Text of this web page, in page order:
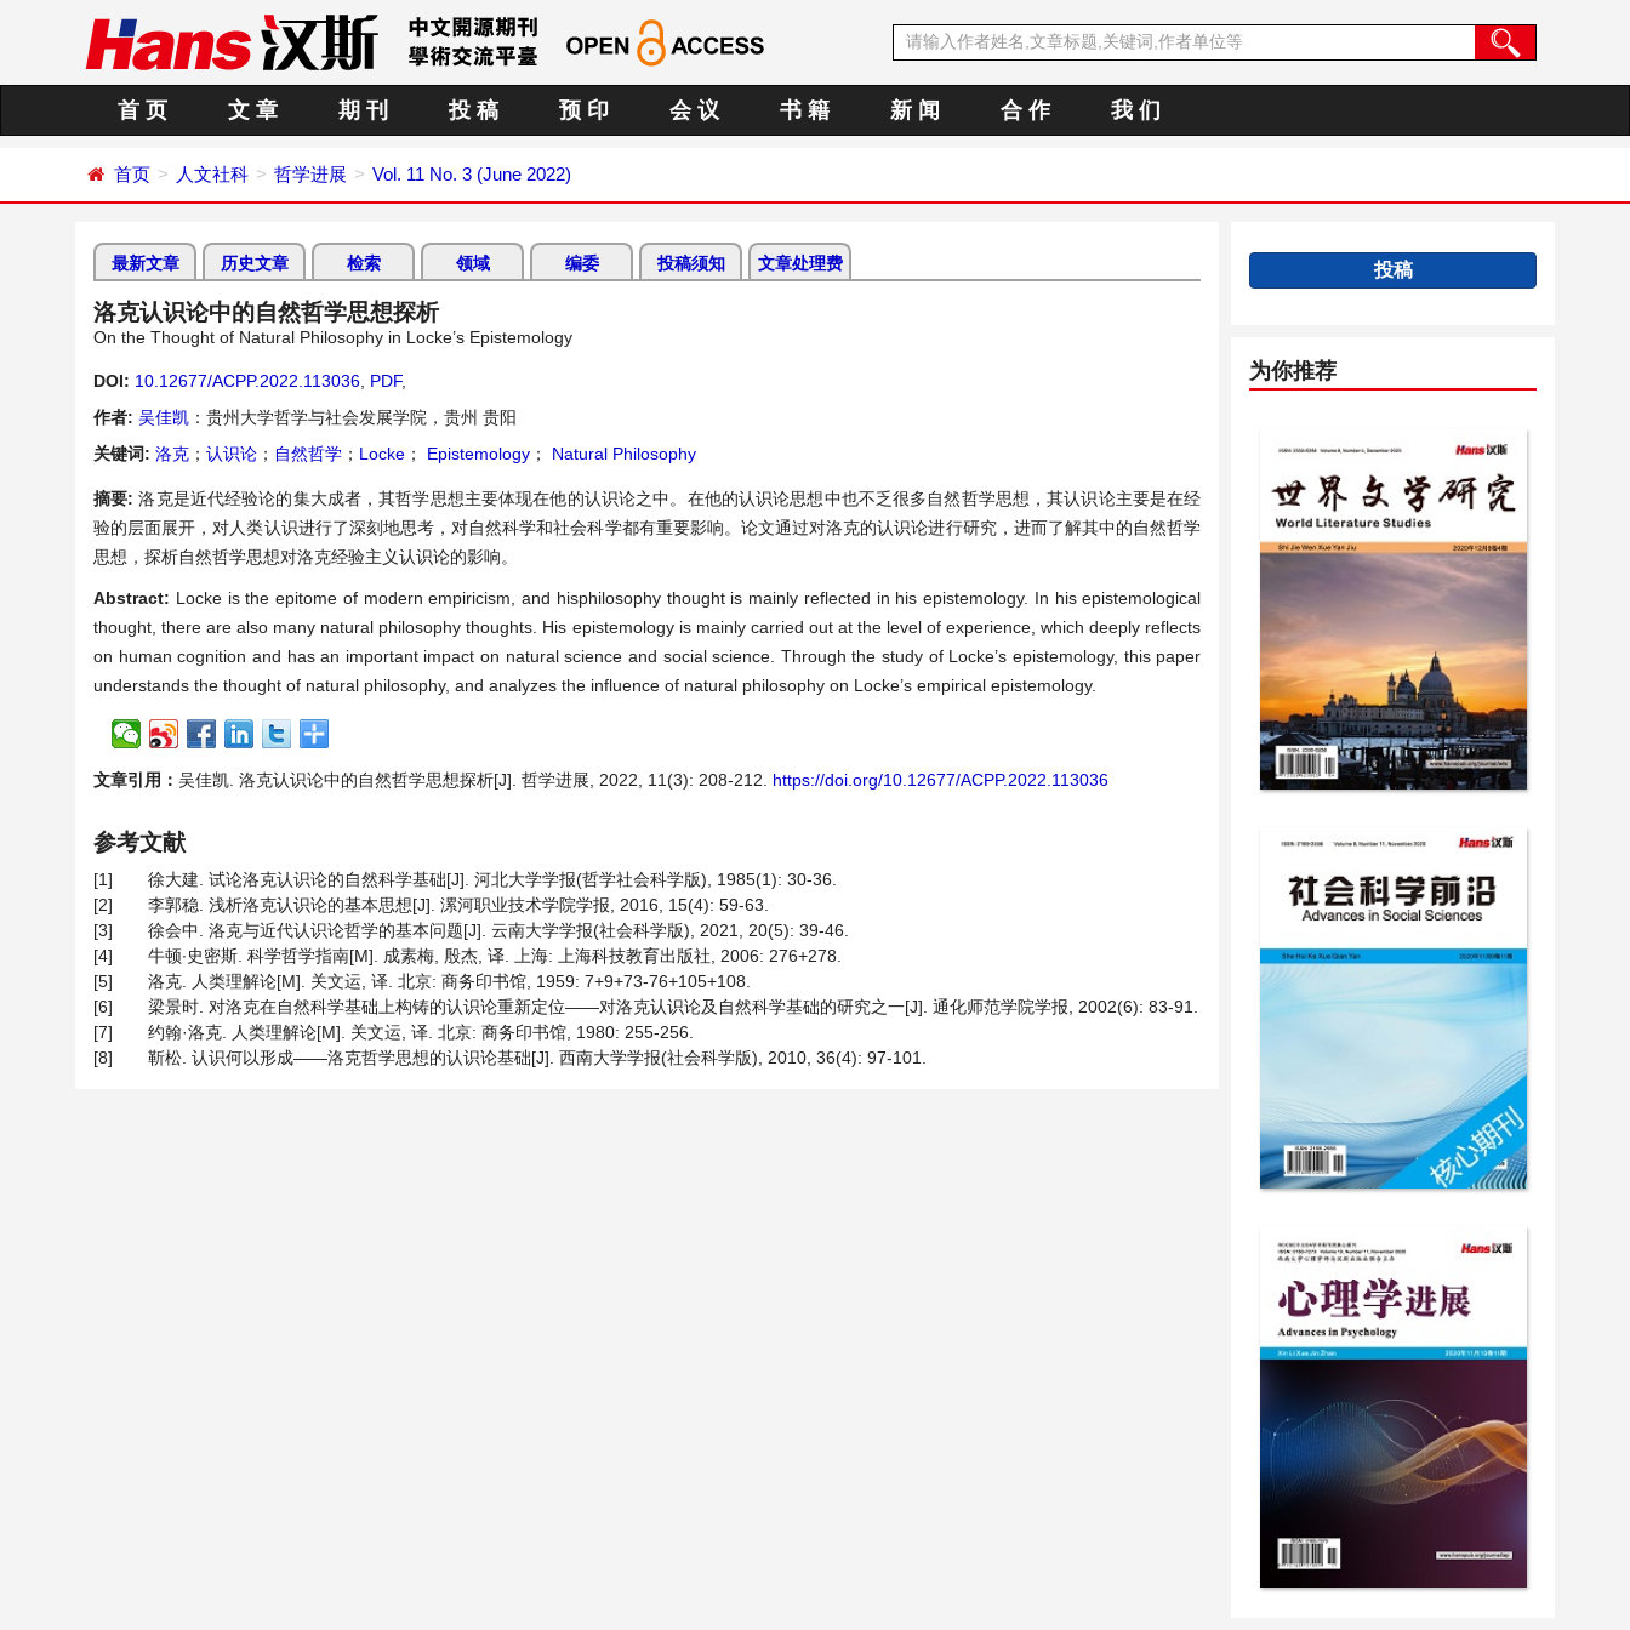
首 页 文 章 期 刊 投 稿 预 印 会 议 书 籍 新 闻 合 作 我 们
首页 人文社科 哲学进展 Vol. 11 No. 3 (June 2022)
最新文章 历史文章 检索 领域 编委 投稿须知 文章处理费
洛克认识论中的自然哲学思想探析
On the Thought of Natural Philosophy in Locke’s Epistemology
DOI: 10.12677/ACPP.2022.113036 PDF,
作者: 吴佳凯 ：贵州大学哲学与社会发展学院，贵州 贵阳
关键词: 洛克 ； 认识论 ； 自然哲学 ； Locke ； Epistemology ； Natural Philosophy
摘要:洛克是近代经验论的集大成者，其哲学思想主要体现在他的认识论之中。在他的认识论思想中也不乏很多自然哲学思想，其认识论主要是在经
验的层面展开，对人类认识进行了深刻地思考，对自然科学和社会科学都有重要影响。论文通过对洛克的认识论进行研究，进而了解其中的自然哲学
思想，探析自然哲学思想对洛克经验主义认识论的影响。
Abstract: Locke is the epitome of modern empiricism, and hisphilosophy thought is mainly reflected in his epistemology. In his epistemological
thought, there are also many natural philosophy thoughts. His epistemology is mainly carried out at the level of experience, which deeply reflects
on human cognition and has an important impact on natural science and social science. Through the study of Locke’s epistemology, this paper
understands the thought of natural philosophy, and analyzes the influence of natural philosophy on Locke’s empirical epistemology.
文章引用： 吴佳凯. 洛克认识论中的自然哲学思想探析[J]. 哲学进展, 2022, 11(3): 208-212. https://doi.org/10.12677/ACPP.2022.113036
参考文献
[1]
徐大建. 试论洛克认识论的自然科学基础[J]. 河北大学学报(哲学社会科学版), 1985(1): 30-36.
[2]
李郭稳. 浅析洛克认识论的基本思想[J]. 漯河职业技术学院学报, 2016, 15(4): 59-63.
[3]
徐会中. 洛克与近代认识论哲学的基本问题[J]. 云南大学学报(社会科学版), 2021, 20(5): 39-46.
[4]
牛顿∙史密斯. 科学哲学指南[M]. 成素梅, 殷杰, 译. 上海: 上海科技教育出版社, 2006: 276+278.
[5]
洛克. 人类理解论[M]. 关文运, 译. 北京: 商务印书馆, 1959: 7+9+73-76+105+108.
[6]
梁景时. 对洛克在自然科学基础上构铸的认识论重新定位——对洛克认识论及自然科学基础的研究之一[J]. 通化师范学院学报, 2002(6): 83-91.
[7]
约翰·洛克. 人类理解论[M]. 关文运, 译. 北京: 商务印书馆, 1980: 255-256.
[8]
靳松. 认识何以形成——洛克哲学思想的认识论基础[J]. 西南大学学报(社会科学版), 2010, 36(4): 97-101.
投稿
为你推荐